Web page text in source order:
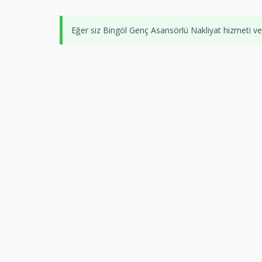
Eğer siz Bingöl Genç Asansörlü Nakliyat hizmeti